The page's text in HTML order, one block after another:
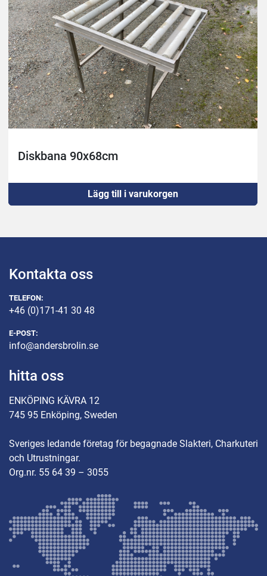
Diskbana 90x68cm
Lägg till i varukorgen
Kontakta oss
TELEFON:
+46 (0)171-41 30 48
E-POST:
info@andersbrolin.se
hitta oss
ENKÖPING KÄVRA 12
745 95 Enköping, Sweden
Sveriges ledande företag för begagnade Slakteri, Charkuteri
och Utrustningar.
Org.nr. 55 64 39 – 3055